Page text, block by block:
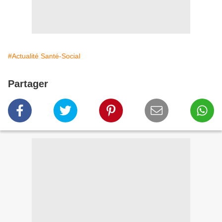
#Actualité Santé-Social
Partager